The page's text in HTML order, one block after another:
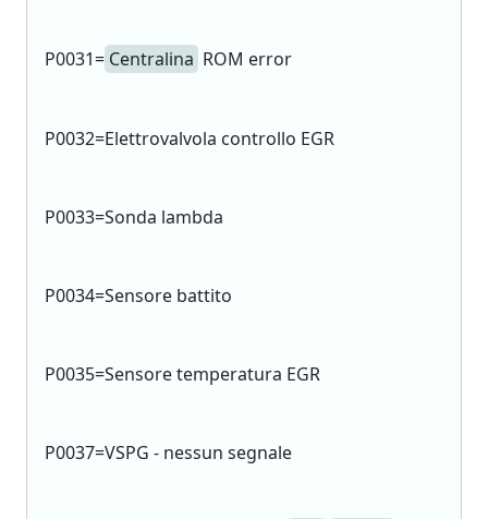
P0031= Centralina ROM error
P0032=Elettrovalvola controllo EGR
P0033=Sonda lambda
P0034=Sensore battito
P0035=Sensore temperatura EGR
P0037=VSPG - nessun segnale